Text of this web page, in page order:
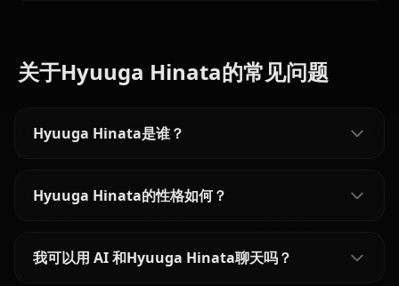
关于Hyuuga Hinata的常见问题
Hyuuga Hinata是谁？
Hyuuga Hinata的性格如何？
我可以用 AI 和Hyuuga Hinata聊天吗？